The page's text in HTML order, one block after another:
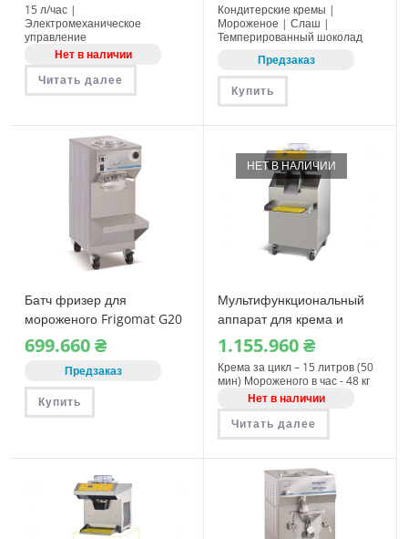
15 л/час |
Электромеханическое
управление
Нет в наличии
Читать далее
Кондитерские кремы |
Мороженое | Слаш |
Темперированный шоколад
Предзаказ
Купить
Батч фризер для
мороженого Frigomat G20
699.660₴
Предзаказ
Купить
НЕТ В НАЛИЧИИ
Мультифункциональный
аппарат для крема и
мороженого Staff R151
MAX с пастеризацией
1.155.960₴
Крема за цикл – 15 литров (50
мин) Мороженого в час - 48 кг
Нет в наличии
Читать далее